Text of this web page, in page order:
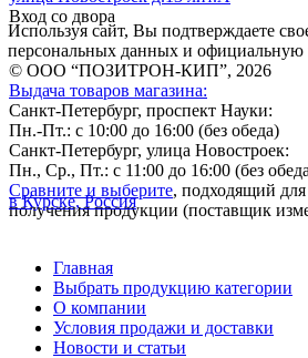
Вход со двора
Используя сайт, Вы подтверждаете
персональных данных и официальную
© ООО “ПОЗИТРОН-КИП”, 2026
Выдача товаров магазина:
Санкт-Петербург, проспект Науки:
Пн.-Пт.: с 10:00 до 16:00 (без обеда)
Санкт-Петербург, улица Новостроек:
Пн., Ср., Пт.: с 11:00 до 16:00 (без
Сравните и выберите, подходящий для
получения продукции (поставщик
в Курске, Россия
Главная
Выбрать продукцию категории
О компании
Условия продажи и доставки
Новости и статьи